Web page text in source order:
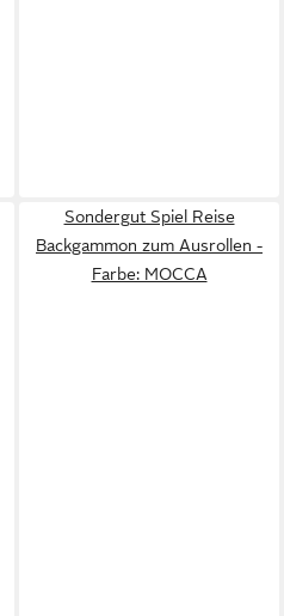
Sondergut Spiel Reise
Backgammon zum Ausrollen -
Farbe: MOCCA